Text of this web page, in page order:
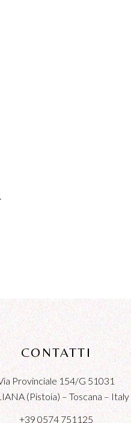
CONTATTI
Provinciale 154/G 51031
(Pistoia) – Toscana – Italy
+39 0574 751125